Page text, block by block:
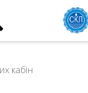
кабін